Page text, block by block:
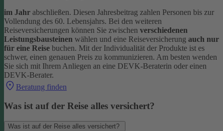
im Jahr abschließen. Diesen Jahresbeitrag zahlen Personen bis zur
Vollendung des 60. Lebensjahrs. Bei den weiteren
Reiseversicherungen können Sie zwischen verschiedenen
Leistungsbausteinen wählen und eine Reiseversicherung auch nur
für eine Reise buchen. Mit der Individualität der Produkte ist es
schwer, einen genauen Preis zu kommunizieren. Am besten wenden
Sie sich mit Ihrem Anliegen an eine DEVK-Beraterin oder einen
DEVK-Berater.
Beratung finden
Was ist auf der Reise alles versichert?
Was ist auf der Reise alles versichert?